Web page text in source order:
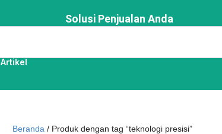
Solusi Penjualan Anda
Artikel
Beranda / Produk dengan tag “teknologi presisi”